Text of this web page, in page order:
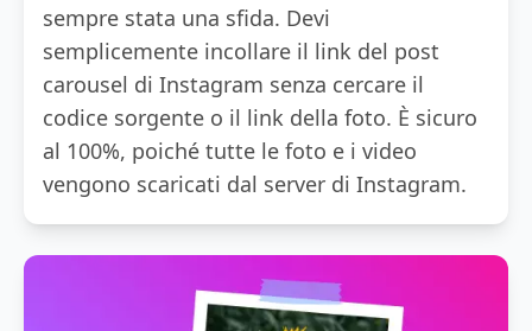
sempre stata una sfida. Devi
semplicemente incollare il link del post
carousel di Instagram senza cercare il
codice sorgente o il link della foto. È sicuro
al 100%, poiché tutte le foto e i video
vengono scaricati dal server di Instagram.